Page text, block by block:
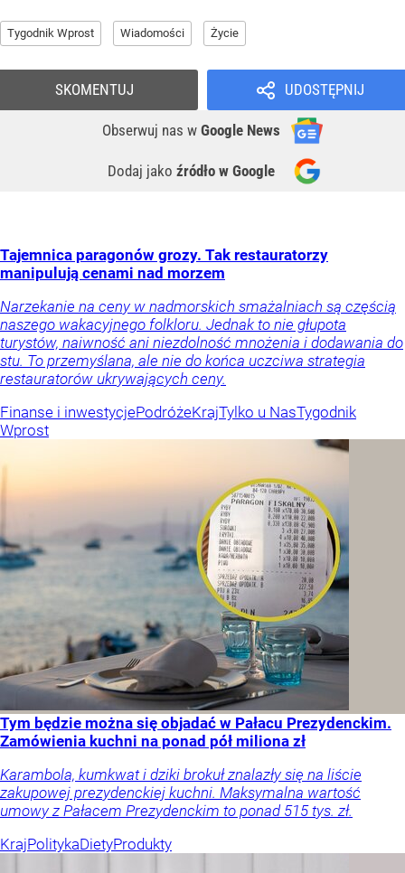
Tygodnik Wprost Wiadomości Życie
UDOSTĘPNIJ
Obserwuj nas w Google News
Dodaj jako źródło w Google
SKOMENTUJ
Tajemnica paragonów grozy. Tak restauratorzy
manipulują cenami nad morzem
Narzekanie na ceny w nadmorskich smażalniach są częścią
naszego wakacyjnego folkloru. Jednak to nie głupota
turystów, naiwność ani niezdolność mnożenia i dodawania do
stu. To przemyślana, ale nie do końca uczciwa strategia
restauratorów ukrywających ceny.
Finanse i inwestycjePodróżeKrajTylko u NasTygodnik
Wprost
Tym będzie można się objadać w Pałacu Prezydenckim.
Zamówienia kuchni na ponad pół miliona zł
Karambola, kumkwat i dziki brokuł znalazły się na liście
zakupowej prezydenckiej kuchni. Maksymalna wartość
umowy z Pałacem Prezydenckim to ponad 515 tys. zł.
KrajPolitykaDietyProdukty